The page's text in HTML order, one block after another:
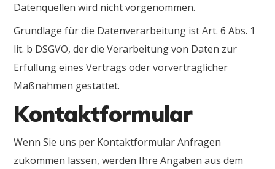
Datenquellen wird nicht vorgenommen.
Grundlage für die Datenverarbeitung ist Art. 6 Abs. 1
lit. b DSGVO, der die Verarbeitung von Daten zur
Erfüllung eines Vertrags oder vorvertraglicher
Maßnahmen gestattet.
Kontaktformular
Wenn Sie uns per Kontaktformular Anfragen
zukommen lassen, werden Ihre Angaben aus dem